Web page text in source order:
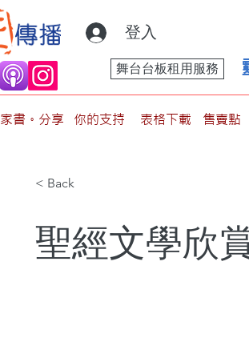
登入
舞台台板租用服務
家書。分享 你的支持 表格下載 售賣點
< Back
聖經文學欣